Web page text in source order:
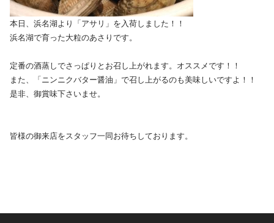
本日、浜名湖より「アサリ」を入荷しました！！
浜名湖で育った大粒のあさりです。
定番の酒蒸しでさっぱりとお召し上がれます。オススメです！！
また、「ニンニクバター醤油」で召し上がるのも美味しいですよ！！
是非、御賞味下さいませ。
皆様の御来店をスタッフ一同お待ちしております。